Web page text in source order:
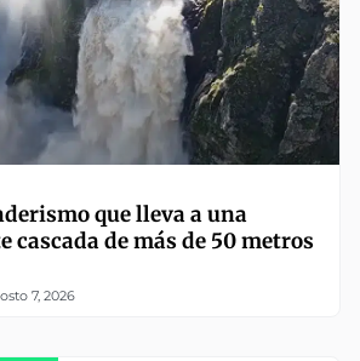
que lleva a una
cascada de más de 50 metros
7, 2026